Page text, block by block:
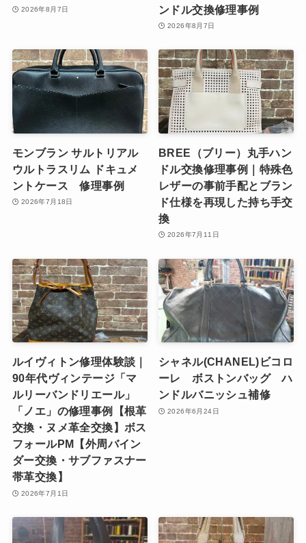
2026年8月7日
ンドル交換修理事例
2026年8月7日
モンブラン サルトリアル
ウルトラスリム ドキュメ
ントケース 修理事例
2026年7月18日
BREE（ブリー）丸手ハン
ドル交換修理事例｜特殊色
レザーの事前手配とブラン
ド仕様を再現した持ち手交
換
2026年7月11日
ルイヴィトン修理体験談｜
90年代ヴィンテージ「マ
ルリーバンドリエール」
「ノエ」の修理事例【根革
交換・ヌメ革全交換】ボス
フォールPM【外周バイン
ダー交換・サブファスナー
帯革交換】
2026年7月1日
シャネル(CHANEL)ビコロ
ーレ ボストンバッグ ハ
ンドルバニッシュ補修
2026年6月24日